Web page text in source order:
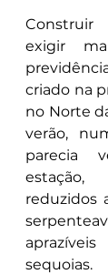
exigir
criado na
no Norte
verão,
parecia
reduzidos